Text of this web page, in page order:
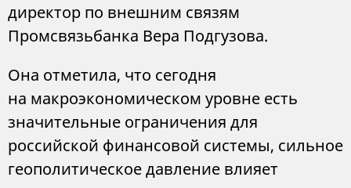
директор по внешним связям
Промсвязьбанка Вера Подгузова.
Она отметила, что сегодня
на макроэкономическом уровне есть
значительные ограничения для
российской финансовой системы, сильное
геополитическое давление влияет